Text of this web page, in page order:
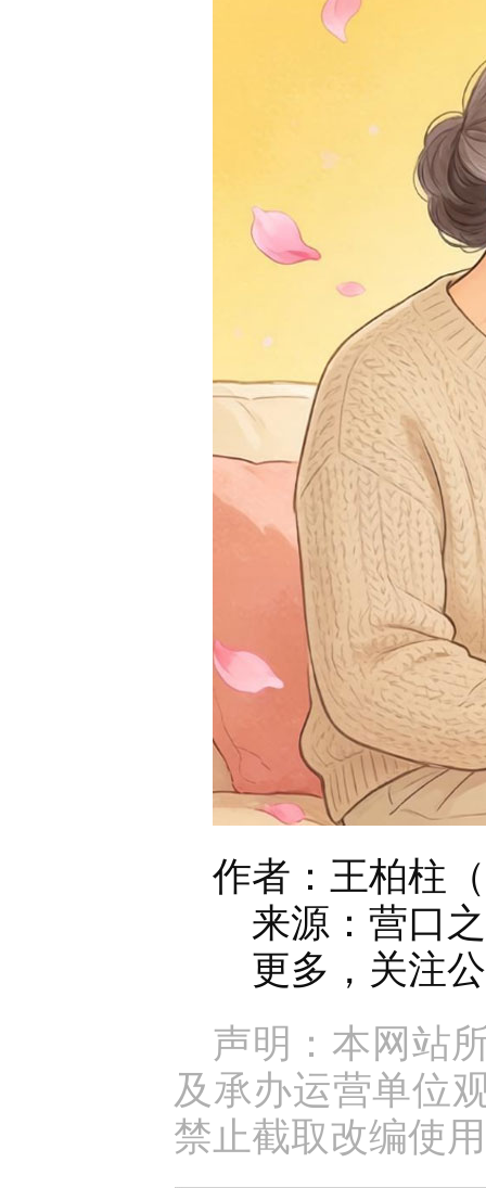
作者：王柏柱
来源：营口之
更多，关注公
声明：本网站
及承办运营单位
禁止截取改编使